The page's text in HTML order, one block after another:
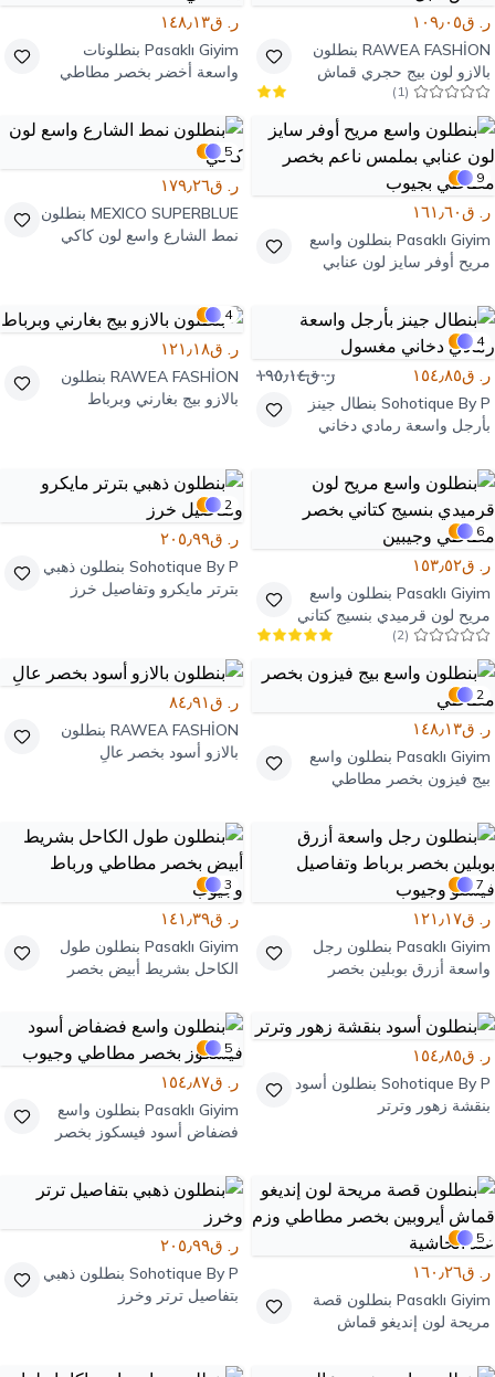
ر. ق١٠٩٫٠٥
RAWEA FASHİON بنطلون
بالازو لون بيج حجري قماش
دابل
(
1
)
ر. ق١٤٨٫١٣
Pasaklı Giyim بنطلونات
واسعة أخضر بخصر مطاطي
9
ر. ق١٦١٫٦٠
Pasaklı Giyim بنطلون واسع
مريح أوفر سايز لون عنابي
بجيوب
5
ر. ق١٧٩٫٢٦
MEXICO SUPERBLUE بنطلون
نمط الشارع واسع لون كاكي
4
ر. ق١٥٤٫٨٥ ر. ق١٩٥٫١٤
Sohotique By P بنطال جينز
بأرجل واسعة رمادي دخاني
4
ر. ق١٢١٫١٨
RAWEA FASHİON بنطلون
بالازو بيج بغارني وبرباط
6
ر. ق١٥٣٫٥٢
Pasaklı Giyim بنطلون واسع
مريح لون قرميدي بنسيج كتاني
بخصر مطاطي وجيبين
(
2
)
2
ر. ق٢٠٥٫٩٩
Sohotique By P بنطلون ذهبي
بترتر مايكرو وتفاصيل خرز
2
ر. ق١٤٨٫١٣
Pasaklı Giyim بنطلون واسع
بيج فيزون بخصر مطاطي
ر. ق٨٤٫٩١
RAWEA FASHİON بنطلون
بالازو أسود بخصر عالٍ
7
ر. ق١٢١٫١٧
Pasaklı Giyim بنطلون رجل
واسعة أزرق بوبلين بخصر
3
ر. ق١٤١٫٣٩
Pasaklı Giyim بنطلون طول
الكاحل بشريط أبيض بخصر
ر. ق١٥٤٫٨٥
Sohotique By P بنطلون أسود
بنقشة زهور وترتر
5
ر. ق١٥٤٫٨٧
Pasaklı Giyim بنطلون واسع
فضفاض أسود فيسكوز بخصر
5
ر. ق١٦٠٫٢٦
Pasaklı Giyim بنطلون قصة
مريحة لون إنديغو قماش
الحاشية
ر. ق٢٠٥٫٩٩
Sohotique By P بنطلون ذهبي
بتفاصيل ترتر وخرز